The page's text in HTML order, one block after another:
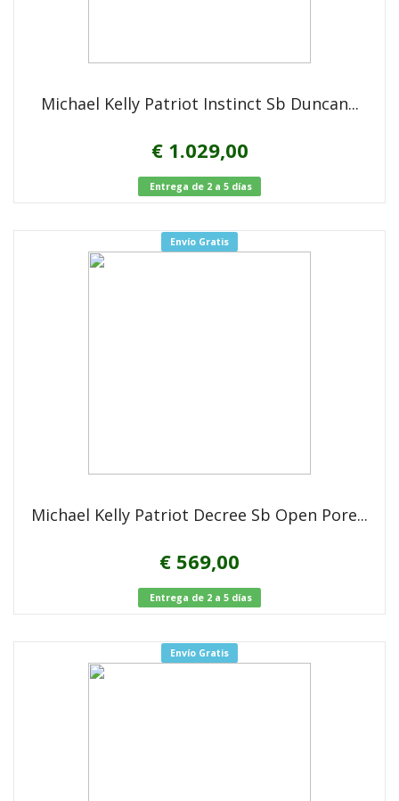
Michael Kelly Patriot Instinct Sb Duncan...
€ 1.029,00
Entrega de 2 a 5 días
Envío Gratis
Michael Kelly Patriot Decree Sb Open Pore...
€ 569,00
Entrega de 2 a 5 días
Envío Gratis